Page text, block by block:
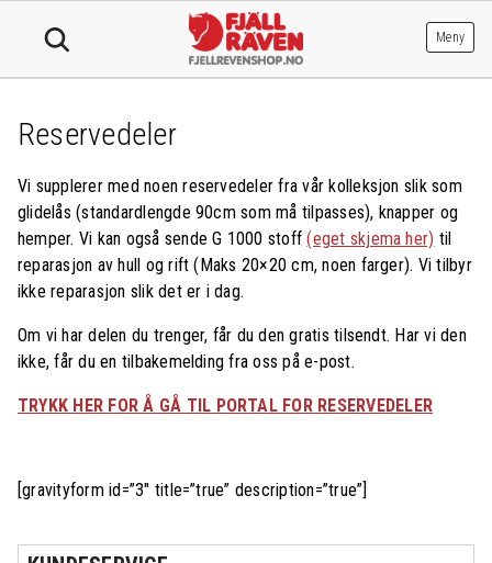
Meny
Reservedeler
Vi supplerer med noen reservedeler fra vår kolleksjon slik som
glidelås (standardlengde 90cm som må tilpasses), knapper og
hemper. Vi kan også sende G 1000 stoff(eget skjema her) til
reparasjon av hull og rift (Maks 20×20 cm, noen farger). Vi tilbyr
ikke reparasjon slik det er i dag.
Om vi har delen du trenger, får du den gratis tilsendt. Har vi den
ikke, får du en tilbakemelding fra oss på e-post.
TRYKK HER FOR Å GÅ TIL PORTAL FOR RESERVEDELER
[gravityform id=”3″ title=”true” description=”true”]